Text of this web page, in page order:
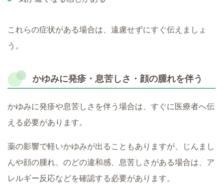
これらの症状がある場合は、遠慮せずにすぐ伝えましょ
う。
かゆみに発疹・息苦しさ・顔の腫れを伴う
かゆみに発疹や息苦しさを伴う場合は、すぐに医療者へ伝
える必要があります。
薬の影響で軽いかゆみが出ることもありますが、じんまし
んや顔の腫れ、のどの違和感、息苦しさがある場合は、ア
レルギー反応などを確認する必要があります。